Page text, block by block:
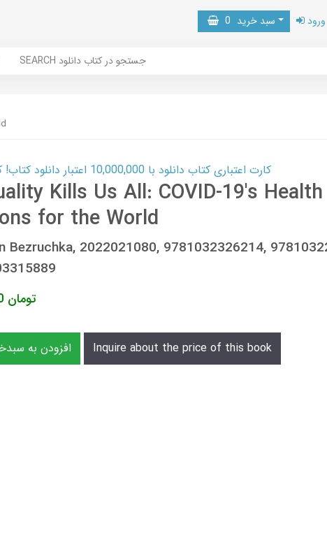
سبد خرید 0 ورود
SEARCH جستجو در کتاب دانلود
کارت اعتباری کتاب دانلود با 10,000,000 اعتبار دانلود کتاب! کلیک کنید
Kills Us All: COVID-19's Health
for the World
Bezruchka, 2022021080, 9781032326214,
تومان
افزودن به Inquire about the price of this book